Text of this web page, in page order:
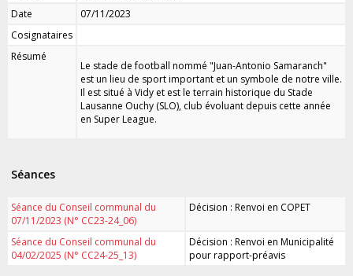
Date
07/11/2023
Cosignataires
Résumé
Le stade de football nommé "Juan-Antonio Samaranch"
est un lieu de sport important et un symbole de notre ville.
Il est situé à Vidy et est le terrain historique du Stade
Lausanne Ouchy (SLO), club évoluant depuis cette année
en Super League.
Séances
Séance du Conseil communal du
07/11/2023 (N° CC23-24_06)
Décision : Renvoi en COPET
Séance du Conseil communal du
04/02/2025 (N° CC24-25_13)
Décision : Renvoi en Municipalité
pour rapport-préavis